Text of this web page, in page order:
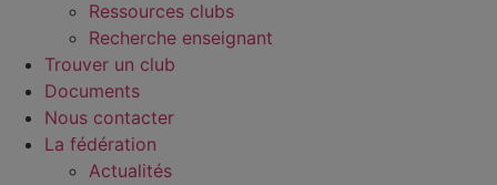
Ressources clubs
Recherche enseignant
Trouver un club
Documents
Nous contacter
La fédération
Actualités